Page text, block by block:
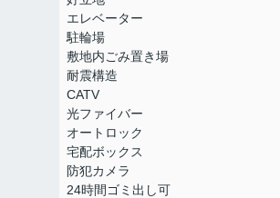
エレベーター
駐輪場
敷地内ごみ置き場
耐震構造
CATV
光ファイバー
オートロック
宅配ボックス
防犯カメラ
24時間ゴミ出し可